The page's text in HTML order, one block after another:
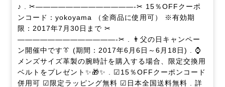
♪ . ✂—————————————-✂ 15％OFFクーポ
ンコード：yokoyama （全商品に使用可） ※有効期
限：2017年7月30日まで ✂
—————————————-✂ . 👨父の日キャンペー
ン開催中です👔 (期間：2017年6月6日～6月18日) . ⌚
メンズサイズ革製の腕時計を購入する場合、限定交換用
ベルトをプレゼント✨🎁✨ . ☑15％OFFクーポンコード
併用可 ☑限定ラッピング無料 ☑日本全国送料無料 . 詳